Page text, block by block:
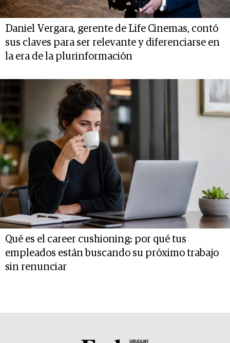
Daniel Vergara, gerente de Life Cinemas, contó
sus claves para ser relevante y diferenciarse en
la era de la plurinformación
Qué es el career cushioning: por qué tus
empleados están buscando su próximo trabajo
sin renunciar